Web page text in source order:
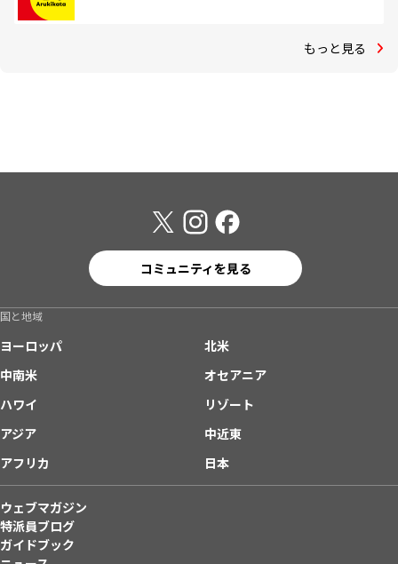
もっと見る
コミュニティを見る
国と地域
ヨーロッパ
北米
中南米
オセアニア
ハワイ
リゾート
アジア
中近東
アフリカ
日本
ウェブマガジン
特派員ブログ
ガイドブック